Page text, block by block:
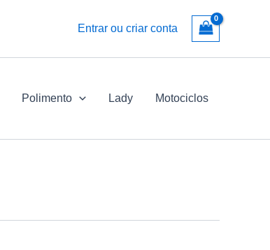
Entrar ou criar conta
Polimento Lady Motociclos